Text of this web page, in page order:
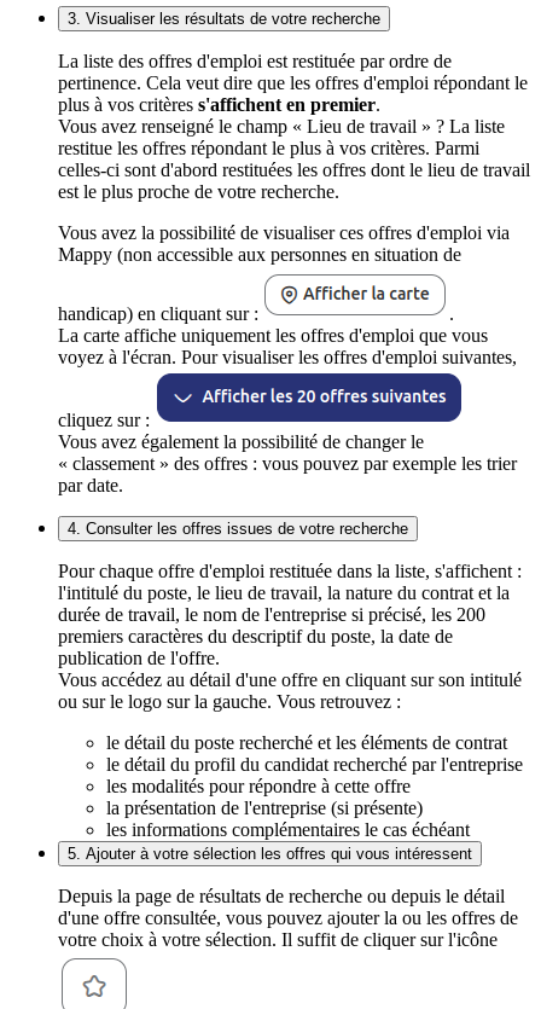
3. Visualiser les résultats de votre recherche
La liste des offres d'emploi est restituée par ordre de
pertinence. Cela veut dire que les offres d'emploi répondant le
plus à vos critères s'affichent en premier.
Vous avez renseigné le champ « Lieu de travail » ? La liste
restitue les offres répondant le plus à vos critères. Parmi
celles-ci sont d'abord restituées les offres dont le lieu de travail
est le plus proche de votre recherche.
Vous avez la possibilité de visualiser ces offres d'emploi via
Mappy (non accessible aux personnes en situation de
handicap) en cliquant sur :
.
La carte affiche uniquement les offres d'emploi que vous
voyez à l'écran. Pour visualiser les offres d'emploi suivantes,
cliquez sur :
Vous avez également la possibilité de changer le
« classement » des offres : vous pouvez par exemple les trier
par date.
4. Consulter les offres issues de votre recherche
Pour chaque offre d'emploi restituée dans la liste, s'affichent :
l'intitulé du poste, le lieu de travail, la nature du contrat et la
durée de travail, le nom de l'entreprise si précisé, les 200
premiers caractères du descriptif du poste, la date de
publication de l'offre.
Vous accédez au détail d'une offre en cliquant sur son intitulé
ou sur le logo sur la gauche. Vous retrouvez :
le détail du poste recherché et les éléments de contrat
le détail du profil du candidat recherché par l'entreprise
les modalités pour répondre à cette offre
la présentation de l'entreprise (si présente)
les informations complémentaires le cas échéant
5. Ajouter à votre sélection les offres qui vous intéressent
Depuis la page de résultats de recherche ou depuis le détail
d'une offre consultée, vous pouvez ajouter la ou les offres de
votre choix à votre sélection. Il suffit de cliquer sur l'icône